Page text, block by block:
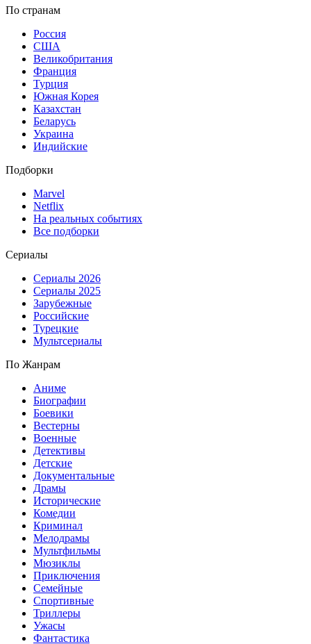
По странам
Россия
США
Великобритания
Франция
Турция
Южная Корея
Казахстан
Беларусь
Украина
Индийские
Подборки
Marvel
Netflix
На реальных событиях
Все подборки
Сериалы
Сериалы 2026
Сериалы 2025
Зарубежные
Российские
Турецкие
Мультсериалы
По Жанрам
Аниме
Биографии
Боевики
Вестерны
Военные
Детективы
Детские
Документальные
Драмы
Исторические
Комедии
Криминал
Мелодрамы
Мультфильмы
Мюзиклы
Приключения
Семейные
Спортивные
Триллеры
Ужасы
Фантастика